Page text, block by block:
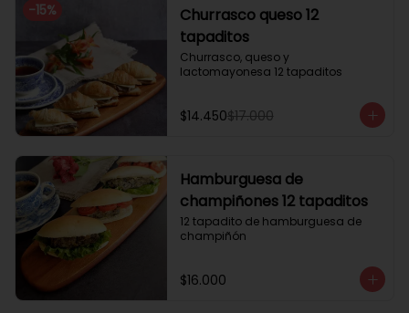
-15%
Churrasco queso 12
tapaditos
Churrasco, queso y
lactomayonesa 12 tapaditos
$14.450$17.000
Hamburguesa de
champiñones 12 tapaditos
12 tapadito de hamburguesa de
champiñón
$16.000